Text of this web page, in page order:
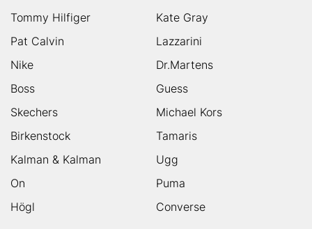
Tommy Hilfiger
Kate Gray
Pat Calvin
Lazzarini
Nike
Dr.Martens
Boss
Guess
Skechers
Michael Kors
Birkenstock
Tamaris
Kalman & Kalman
Ugg
On
Puma
Högl
Converse